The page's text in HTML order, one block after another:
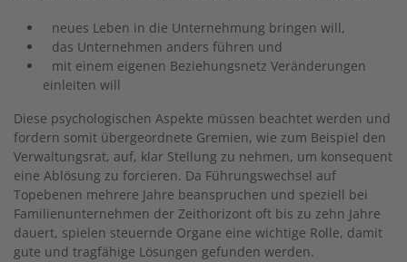
neues Leben in die Unternehmung bringen will,
das Unternehmen anders führen und
mit einem eigenen Beziehungsnetz Veränderungen
einleiten will
Diese psychologischen Aspekte müssen beachtet werden und
fordern somit übergeordnete Gremien, wie zum Beispiel den
Verwaltungsrat, auf, klar Stellung zu nehmen, um konsequent
eine Ablösung zu forcieren. Da Führungswechsel auf
Topebenen mehrere Jahre beanspruchen und speziell bei
Familienunternehmen der Zeithorizont oft bis zu zehn Jahre
dauert, spielen steuernde Organe eine wichtige Rolle, damit
gute und tragfähige Lösungen gefunden werden.